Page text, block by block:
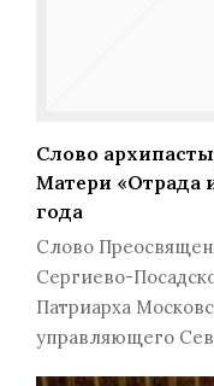
Слово
Матери «Отрада
года
Слово
Сергиево-
Патриарха
управляющего